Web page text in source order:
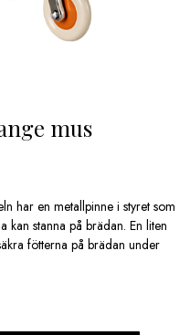
mus
har en metallpinne i styret som
kan stanna på brädan. En liten
fötterna på brädan under